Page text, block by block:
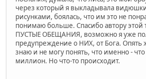
через который я выкладывала
рисунками, боялась, что им это не
понимаю больше. Спасибо автору
ПУСТЫЕ ОБЕЩАНИЯ, возможно я уже
предупреждение о НИХ, от Бога. Опять
знаю и не могу понять, что именно -
миллион. Но что-то происходит.